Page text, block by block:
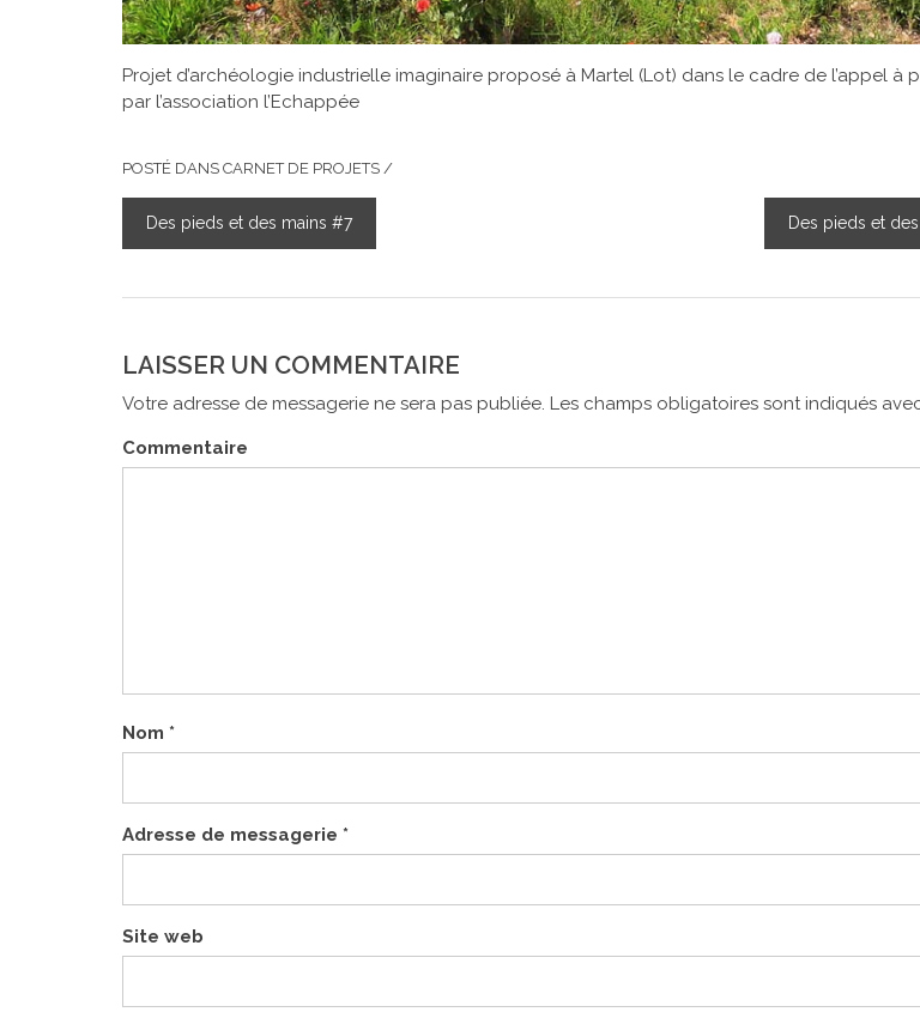
Projet d’archéologie industrielle imaginaire proposé à Martel (Lot) dans le cadre de l’appel à
par l’association l’Echappée
POSTÉ DANS CARNET DE PROJETS /
NAVIGATION
Des pieds et des mains #7 Des pieds et
LAISSER UN COMMENTAIRE
Votre adresse de messagerie ne sera pas publiée. Les champs obligatoires sont indiqués
Commentaire
Nom *
Adresse de messagerie *
Site web